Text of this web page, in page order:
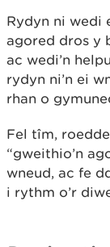
Rydyn ni wedi
agored dros y
ac wedi’n
rydyn ni’n ei
rhan o
Fel tîm,
“gweithio’n
wneud, ac fe
i rythm o’r